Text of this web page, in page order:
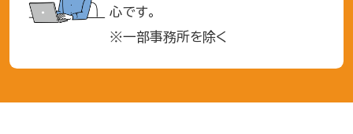
心です。
※一部事務所を除く